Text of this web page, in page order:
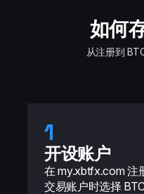
如何
从注册到
1
开设账户
在 my.xbtfx.com 注
交易账户时选择